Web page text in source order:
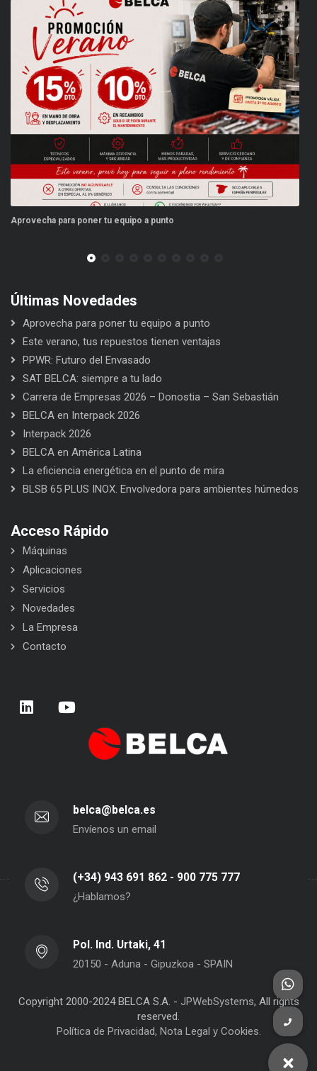
tu equipo a punto
Últimas Novedades
Aprovecha para poner tu equipo a punto
Este verano, tus repuestos tienen ventajas
PPWR: Futuro del Envasado
SAT BELCA: siempre a tu lado
Carrera de Empresas 2026 – Donostia – San Sebastián
BELCA en Interpack 2026
Interpack 2026
BELCA en América Latina
La eficiencia energética en el punto de mira
BLSB 65 PLUS INOX. Envolvedora para ambientes húmedos
Acceso Rápido
Máquinas
Aplicaciones
Servicios
Novedades
La Empresa
Contacto
belca@belca.es
Envíenos un email
(+34) 943 691 862 - 900 775 777
¿Hablamos?
Pol. Ind. Urtaki, 41
20150 - Aduna - Gipuzkoa - SPAIN
Copyright 2000-2024 BELCA S.A. - JPWebSystems, All rights
reserved.
Política de Privacidad, Nota Legal y Cookies.